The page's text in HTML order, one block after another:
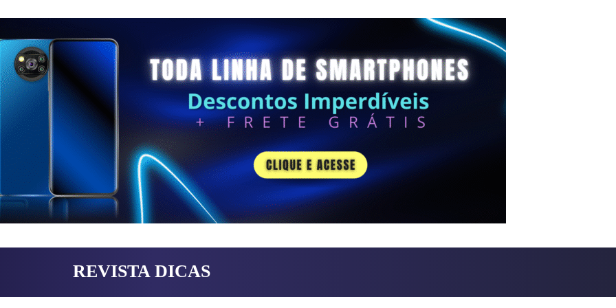
REVISTA DICAS